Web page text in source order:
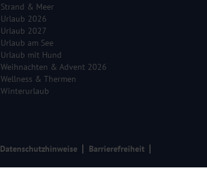
Strand & Meer
Urlaub 2026
Urlaub 2027
Urlaub am See
Urlaub mit Hund
Weihnachten & Advent 2026
Wellness & Thermen
Winterurlaub
Datenschutzhinweise
Barrierefreiheit